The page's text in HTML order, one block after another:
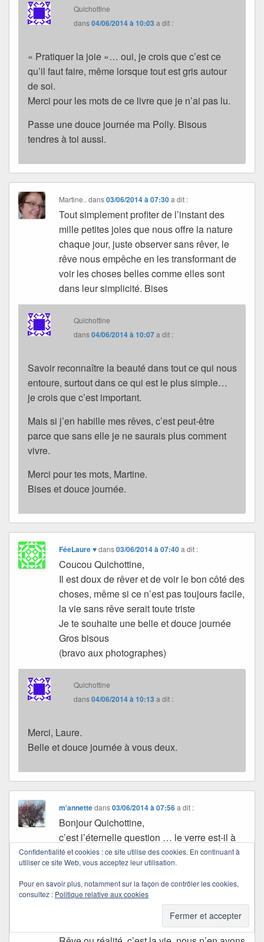
Quichottine
dans04/06/2014 à 10:03 a dit :
« Pratiquer la joie »… oui, je crois que c’est ce
qu’il faut faire, même lorsque tout est gris autour
de soi.
Merci pour les mots de ce livre que je n’ai pas lu.
Passe une douce journée ma Polly. Bisous
tendres à toi aussi.
Martine..dans03/06/2014 à 07:30 a dit :
Tout simplement profiter de l’instant des
mille petites joies que nous offre la nature
chaque jour, juste observer sans rêver, le
rêve nous empêche en les transformant de
voir les choses belles comme elles sont
dans leur simplicité. Bises
Quichottine
dans04/06/2014 à 10:07a dit :
Savoir reconnaître la beauté dans tout ce qui nous
entoure, surtout dans ce qui est le plus simple…
je crois que c’est important.
Mais si j’en habille mes rêves, c’est peut-être
parce que sans elle je ne saurais plus comment
vivre.
Merci pour tes mots, Martine.
Bises et douce journée.
FéeLaure ♥dans03/06/2014 à 07:40 a dit :
Coucou Quichottine,
Il est doux de rêver et de voir le bon côté des
choses, même si ce n’est pas toujours facile,
la vie sans rêve serait toute triste
Je te souhaite une belle et douce journée
Gros bisous
(bravo aux photographes)
Quichottine
dans04/06/2014 à 10:13 a dit :
Merci, Laure.
Belle et douce journée à vous deux.
m'annettedans03/06/2014 à 07:56 a dit :
Bonjour Quichottine,
c’est l’éternelle question … le verre est-il à
moitié plein ou à moitié vide?
Quoi qu’il en soit, il n’y a rien d’autre à boire
et le savourer reste la meilleure formule…
La vie est ici est maintenant, et elle est ce
qu’on en fait, touts formules qui ont plus de
(bon) sens qu’on ne le croit…
Confidentialité et cookies : ce site utilise des cookies. En continuant à
utiliser ce site Web, vous acceptez leur utilisation.
Pour en savoir plus, notamment sur la façon de contrôler les cookies,
consultez : Politique relative aux cookies